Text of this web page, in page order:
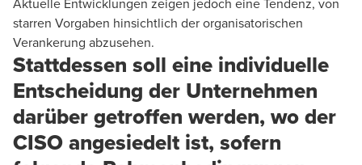
starren Vorgaben hinsichtlich der organisatorischen
Verankerung abzusehen.
Stattdessen soll eine individuelle
Entscheidung der Unternehmen
darüber getroffen werden, wo der
CISO angesiedelt ist, sofern